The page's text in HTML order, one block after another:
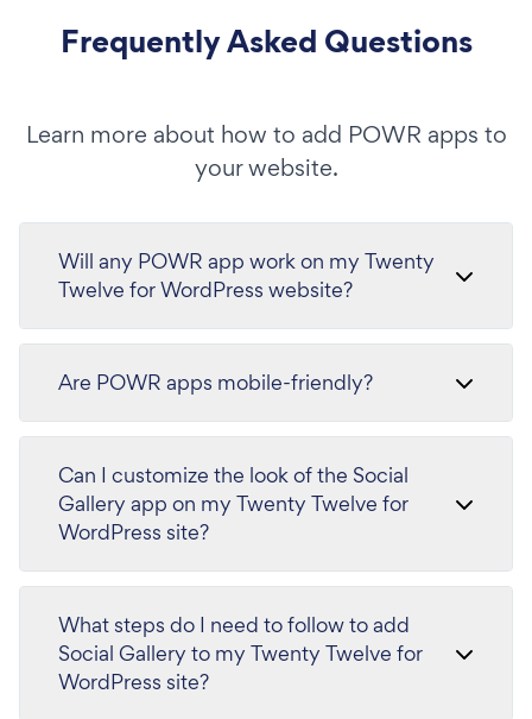
Frequently Asked Questions
Learn more about how to add POWR apps to
your website.
Will any POWR app work on my Twenty
Twelve for WordPress website?
Are POWR apps mobile-friendly?
Can I customize the look of the Social
Gallery app on my Twenty Twelve for
WordPress site?
What steps do I need to follow to add
Social Gallery to my Twenty Twelve for
WordPress site?